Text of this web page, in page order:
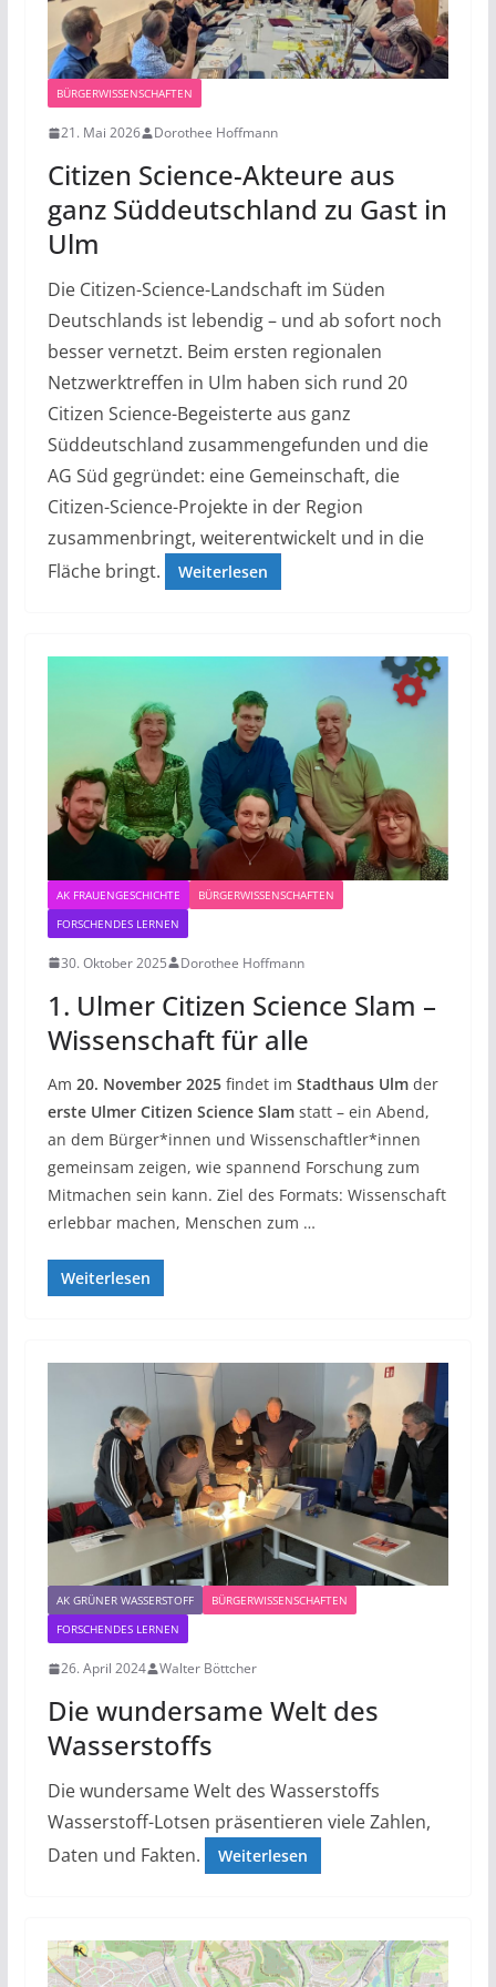
BÜRGERWISSENSCHAFTEN
21. Mai 2026 Dorothee Hoffmann
Citizen Science-Akteure aus
ganz Süddeutschland zu Gast in
Ulm
Die Citizen-Science-Landschaft im Süden
Deutschlands ist lebendig – und ab sofort noch
besser vernetzt. Beim ersten regionalen
Netzwerktreffen in Ulm haben sich rund 20
Citizen Science-Begeisterte aus ganz
Süddeutschland zusammengefunden und die
AG Süd gegründet: eine Gemeinschaft, die
Citizen-Science-Projekte in der Region
zusammenbringt, weiterentwickelt und in die
Fläche bringt.
Weiterlesen
AK FRAUENGESCHICHTE
BÜRGERWISSENSCHAFTEN
FORSCHENDES LERNEN
30. Oktober 2025 Dorothee Hoffmann
1. Ulmer Citizen Science Slam –
Wissenschaft für alle
Am 20. November 2025findet im Stadthaus Ulmder
erste Ulmer Citizen Science Slamstatt – ein Abend,
an dem Bürger*innen und Wissenschaftler*innen
gemeinsam zeigen, wie spannend Forschung zum
Mitmachen sein kann. Ziel des Formats: Wissenschaft
erlebbar machen, Menschen zum …
Weiterlesen
AK GRÜNER WASSERSTOFF
BÜRGERWISSENSCHAFTEN
FORSCHENDES LERNEN
26. April 2024 Walter Böttcher
Die wundersame Welt des
Wasserstoffs
Die wundersame Welt des Wasserstoffs
Wasserstoff-Lotsen präsentieren viele Zahlen,
Daten und Fakten.
Weiterlesen